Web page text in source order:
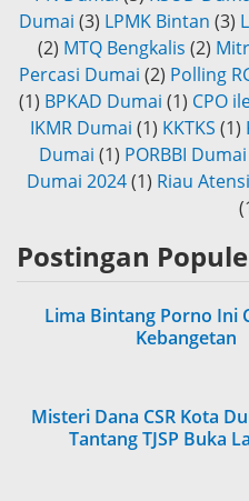
Dumai (3) LPMK Bintan (3)
(2) MTQ Bengkalis (2)
Percasi Dumai (2) Polling
(1) BPKAD Dumai (1) CPO
IKMR Dumai (1) KKTKS (1)
Dumai (1) PORBBI Dumai
Dumai 2024(1) Riau
Postingan
Lima Bintang Porno Ini
Kebangetan
Misteri Dana CSR Kota
Tantang TJSP Buka